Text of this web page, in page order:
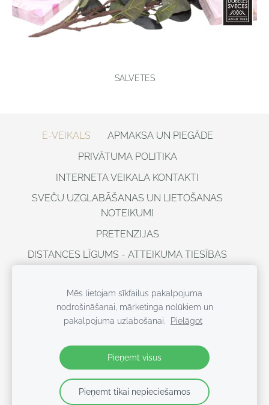
SALVETES
E-VEIKALS
APMAKSA UN PIEGĀDE
PRIVĀTUMA POLITIKA
INTERNETA VEIKALA KONTAKTI
SVEČU UZGLABĀŠANAS UN LIETOŠANAS
NOTEIKUMI
PRETENZIJAS
DISTANCES LĪGUMS - ATTEIKUMA TIESĪBAS
DOBELESSVECES, 2021
Sīkdatnes
https://www.balticcandles.com/lv
Mēs lietojam sīkfailus pakalpojuma
nodrošināšanai, mārketinga nolūkiem un
pakalpojuma uzlabošanai.
Pielāgot
Pieņemt visus
Pieņemt tikai nepieciešamos